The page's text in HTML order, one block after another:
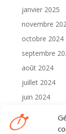
janvier 2025
novembre
octobre 2024
septembre
août 2024
juillet 2024
juin 2024
mai 2024
avril 2024